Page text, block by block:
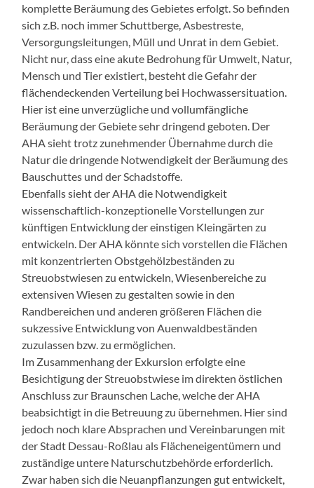
komplette Beräumung des Gebietes erfolgt. So befinden
sich z.B. noch immer Schuttberge, Asbestreste,
Versorgungsleitungen, Müll und Unrat in dem Gebiet.
Nicht nur, dass eine akute Bedrohung für Umwelt, Natur,
Mensch und Tier existiert, besteht die Gefahr der
flächendeckenden Verteilung bei Hochwassersituation.
Hier ist eine unverzügliche und vollumfängliche
Beräumung der Gebiete sehr dringend geboten. Der
AHA sieht trotz zunehmender Übernahme durch die
Natur die dringende Notwendigkeit der Beräumung des
Bauschuttes und der Schadstoffe.
Ebenfalls sieht der AHA die Notwendigkeit
wissenschaftlich-konzeptionelle Vorstellungen zur
künftigen Entwicklung der einstigen Kleingärten zu
entwickeln. Der AHA könnte sich vorstellen die Flächen
mit konzentrierten Obstgehölzbeständen zu
Streuobstwiesen zu entwickeln, Wiesenbereiche zu
extensiven Wiesen zu gestalten sowie in den
Randbereichen und anderen größeren Flächen die
sukzessive Entwicklung von Auenwaldbeständen
zuzulassen bzw. zu ermöglichen.
Im Zusammenhang der Exkursion erfolgte eine
Besichtigung der Streuobstwiese im direkten östlichen
Anschluss zur Braunschen Lache, welche der AHA
beabsichtigt in die Betreuung zu übernehmen. Hier sind
jedoch noch klare Absprachen und Vereinbarungen mit
der Stadt Dessau-Roßlau als Flächeneigentümern und
zuständige untere Naturschutzbehörde erforderlich.
Zwar haben sich die Neuanpflanzungen gut entwickelt,